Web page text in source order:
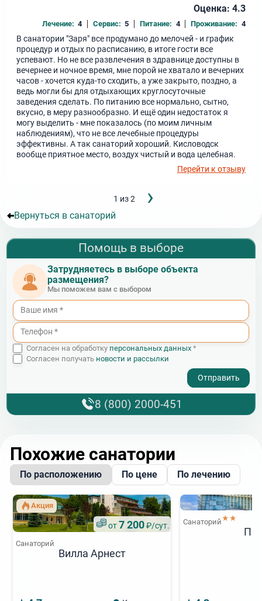
Оценка: 4.3
Лечение: 4 Сервис: 5 Питание: 4 Проживание: 4
В санатории "Заря" все продумано до мелочей - и график
процедур и отдых по расписанию, в итоге гости все
успевают. Но не все развлечения в здравнице доступны в
вечернее и ночное время, мне порой не хватало и вечерних
часов - хочется куда-то сходить, а уже закрыто, поздно, а
ведь могли бы для отдыхающих круглосуточные
заведения сделать. По питанию все нормально, сытно,
вкусно, в меру разнообразно. И ещё один недостаток я
могу выделить - мне показалось (по моим личным
наблюдениям), что не все лечебные процедуры
эффективны. А так санаторий хороший. Кисловодск
вообще приятное место, воздух чистый и вода целебная.
Перейти к отзыву
1 из 2 страница
›
Вернуться в санаторий
Помощь в выборе
Затрудняетесь в выборе объекта
размещения?
Мы поможем вам с выбором
Согласен на обработку персональных данных *
Согласен получать новости и рассылки
8 (800) 2000-451
Похожие санатории
По расположению По цене По лечению
Акция
от7 200₽/сут.
Санаторий
Вилла Арнест
Санаторий★★